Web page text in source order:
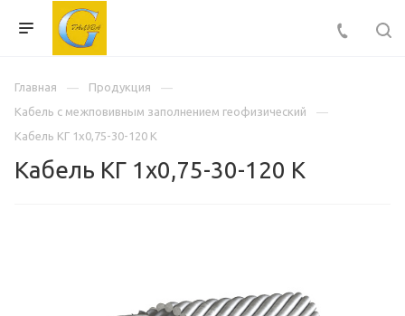
Главная
Продукция
Кабель с межповивным заполнением геофизический
Кабель КГ 1х0,75-30-120 К
Кабель КГ 1х0,75-30-120 К